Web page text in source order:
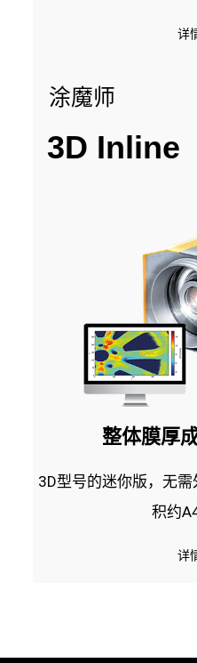
详
涂魔师
3D Inline
整体膜厚
3D型号的迷你版，无
积约
详